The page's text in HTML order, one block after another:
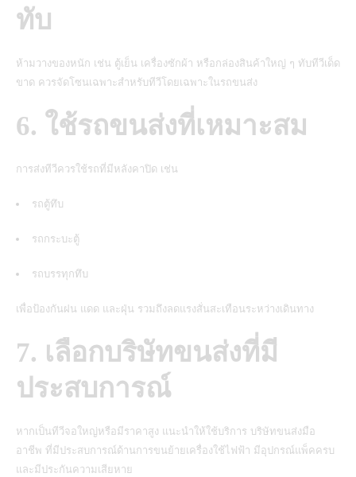
ทับ
ห้ามวางของหนัก เช่น ตู้เย็น เครื่องซักผ้า หรือกล่องสินค้าใหญ่ ๆ ทับทีวีเด็ด
ขาด ควรจัดโซนเฉพาะสำหรับทีวีโดยเฉพาะในรถขนส่ง
6. ใช้รถขนส่งที่เหมาะสม
การส่งทีวีควรใช้รถที่มีหลังคาปิด เช่น
รถตู้ทึบ
รถกระบะตู้
รถบรรทุกทึบ
เพื่อป้องกันฝน แดด และฝุ่น รวมถึงลดแรงสั่นสะเทือนระหว่างเดินทาง
7. เลือกบริษัทขนส่งที่มี
ประสบการณ์
หากเป็นทีวีจอใหญ่หรือมีราคาสูง แนะนำให้ใช้บริการ บริษัทขนส่งมือ
อาชีพ ที่มีประสบการณ์ด้านการขนย้ายเครื่องใช้ไฟฟ้า มีอุปกรณ์แพ็คครบ
และมีประกันความเสียหาย